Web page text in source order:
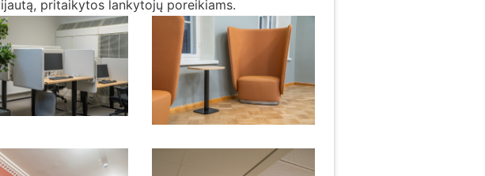
pritaikytos lankytojų poreikiams.